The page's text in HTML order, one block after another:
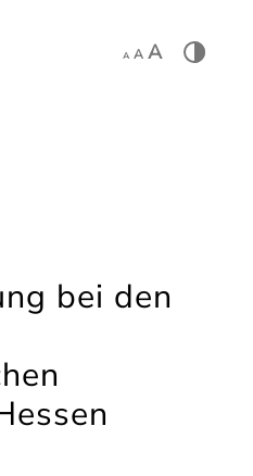
A A A
bei den